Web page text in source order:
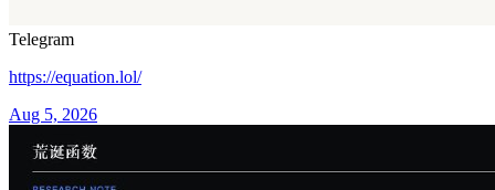
Telegram
https://equation.lol/
Aug 5, 2026